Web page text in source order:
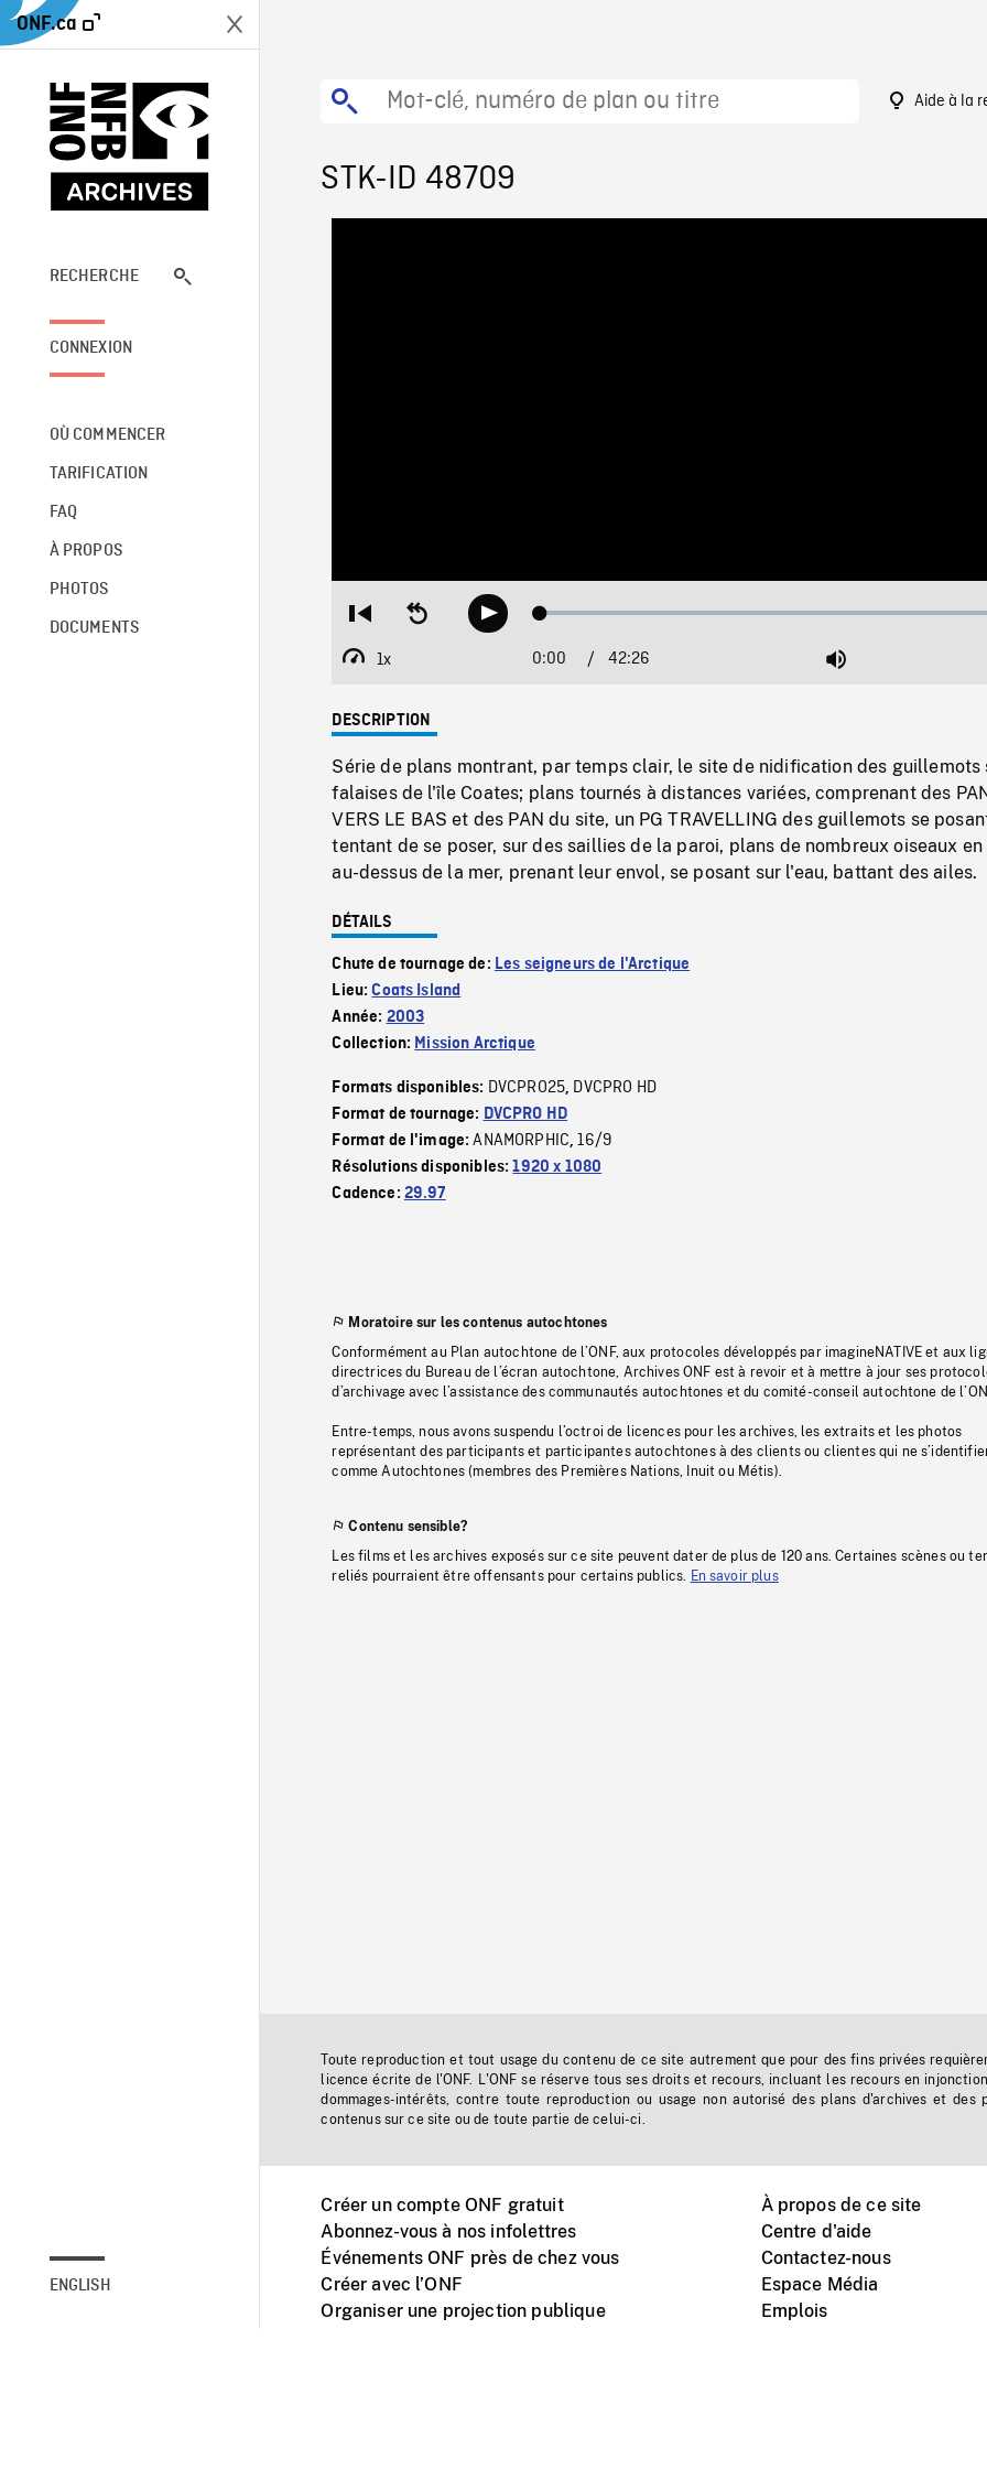
ONF.ca
RECHERCHE
CONNEXION
OÙ COMMENCER
TARIFICATION
FAQ
À PROPOS
PHOTOS
DOCUMENTS
ENGLISH
Aide à la
STK-ID 48709
Restart
beginning
Seek
backwardPlay Loaded:
1x
Playback
Current
0:00 / Duration
42:26 Mute
DESCRIPTION
Série de plans montrant, par temps clair, le site de nidification des guillemots
falaises de l'île Coates; plans tournés à distances variées, comprenant des
VERS LE BAS et des PAN du site, un PG TRAVELLING des guillemots se
tentant de se poser, sur des saillies de la paroi, plans de nombreux oiseaux en
au-dessus de la mer, prenant leur envol, se posant sur l'eau, battant des ailes.
DÉTAILS
Chute de tournage de: Les seigneurs de l'Arctique
Lieu:Coats Island
Année: 2003
Collection: Mission Arctique
Formats disponibles: DVCPRO25, DVCPRO HD
Format de tournage: DVCPRO HD
Format de l'image:ANAMORPHIC,16/9
Résolutions disponibles:1920 x 1080
Cadence: 29.97
Moratoire sur les contenus autochtones
Conformément au Plan autochtone de l’ONF, aux protocoles développés par imagineNATIVE et aux
directrices du Bureau de l’écran autochtone, Archives ONF est à revoir et à mettre à jour ses
d’archivage avec l’assistance des communautés autochtones et du comité-conseil autochtone de
Entre-temps, nous avons suspendu l’octroi de licences pour les archives, les extraits et les photos
représentant des participants et participantes autochtones à des clients ou clientes qui ne
comme Autochtones (membres des Premières Nations, Inuit ou Métis).
Contenu sensible?
Les films et les archives exposés sur ce site peuvent dater de plus de 120 ans. Certaines scènes ou
reliés pourraient être offensants pour certains publics.
En savoir plus
Toute reproduction et tout usage du contenu de ce site autrement que pour des fins privées
licence écrite de l'ONF. L'ONF se réserve tous ses droits et recours, incluant les recours en
dommages-intérêts, contre toute reproduction ou usage non autorisé des plans d'archives et des
contenus sur ce site ou de toute partie de celui-ci.
Créer un compte ONF gratuit
Abonnez-vous à nos infolettres
Événements ONF près de chez vous
Créer avec l’ONF
Organiser une projection publique
À propos de ce site
Centre d'aide
Contactez-nous
Espace Média
Emplois